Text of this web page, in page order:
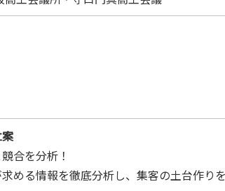
合を分析！
める情報を徹底分析し、集客の土台作りを